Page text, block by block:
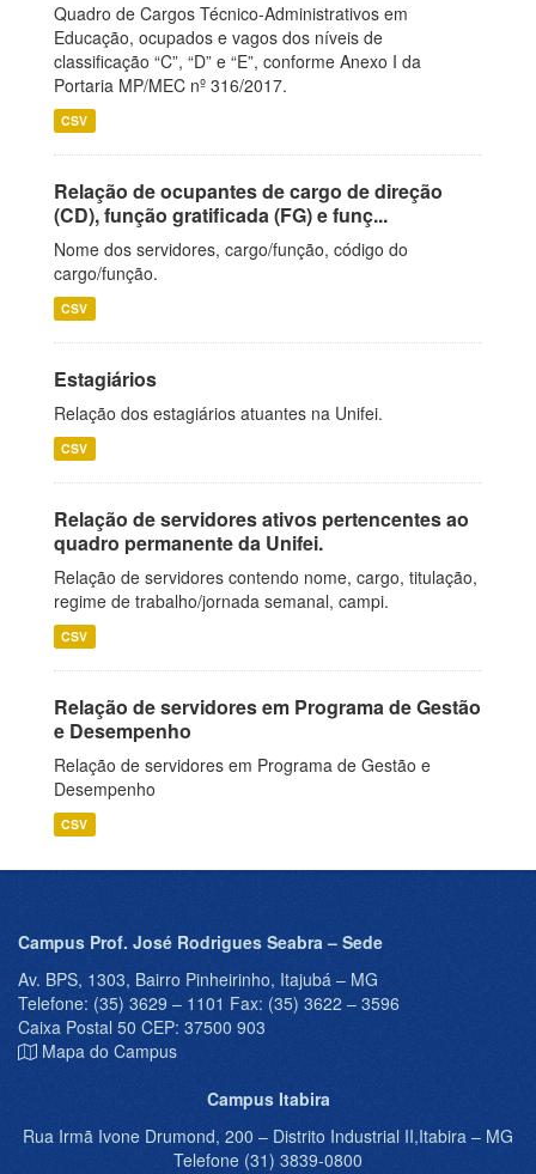
Quadro de Cargos Técnico-Administrativos em
Educação, ocupados e vagos dos níveis de
classificação “C”, “D” e “E”, conforme Anexo I da
Portaria MP/MEC nº 316/2017.
CSV
Relação de ocupantes de cargo de direção
(CD), função gratificada (FG) e funç...
Nome dos servidores, cargo/função, código do
cargo/função.
CSV
Estagiários
Relação dos estagiários atuantes na Unifei.
CSV
Relação de servidores ativos pertencentes ao
quadro permanente da Unifei.
Relação de servidores contendo nome, cargo, titulação,
regime de trabalho/jornada semanal, campi.
CSV
Relação de servidores em Programa de Gestão
e Desempenho
Relação de servidores em Programa de Gestão e
Desempenho
CSV
Campus Prof. José Rodrigues Seabra – Sede
Av. BPS, 1303, Bairro Pinheirinho, Itajubá – MG
Telefone: (35) 3629 – 1101 Fax: (35) 3622 – 3596
Caixa Postal 50 CEP: 37500 903
Mapa do Campus
Campus Itabira
Rua Irmã Ivone Drumond, 200 – Distrito Industrial II,Itabira – MG
Telefone (31) 3839-0800